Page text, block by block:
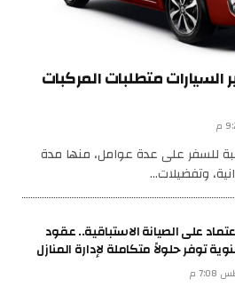
متطلبات المركبات
للسفر على عدة عوامل، منها مدة
وتفضيلات…
على الصيانة الاستباقية.. عقود
توفر حلولاً متكاملة لإدارة المنازل